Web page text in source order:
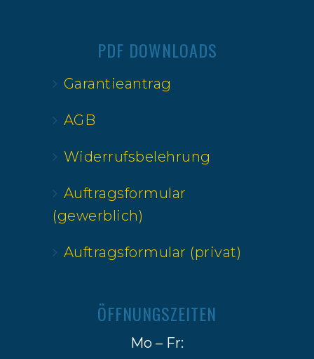
PDF DOWNLOADS
Garantieantrag
AGB
Widerrufsbelehrung
Auftragsformular
(gewerblich)
Auftragsformular (privat)
ÖFFNUNGSZEITEN
Mo – Fr: